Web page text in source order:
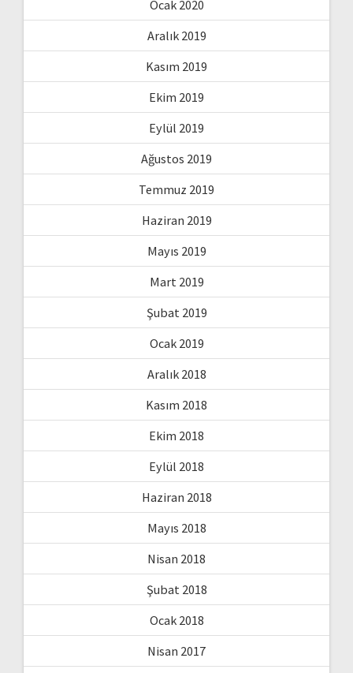
Ocak 2020
Aralık 2019
Kasım 2019
Ekim 2019
Eylül 2019
Ağustos 2019
Temmuz 2019
Haziran 2019
Mayıs 2019
Mart 2019
Şubat 2019
Ocak 2019
Aralık 2018
Kasım 2018
Ekim 2018
Eylül 2018
Haziran 2018
Mayıs 2018
Nisan 2018
Şubat 2018
Ocak 2018
Nisan 2017